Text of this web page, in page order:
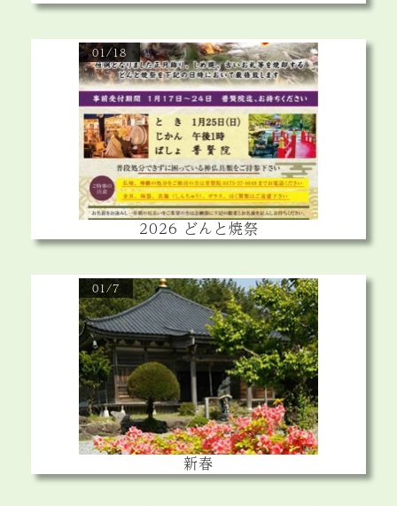
01/18
2026 どんと焼祭
01/7
新春